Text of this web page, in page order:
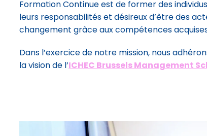
Formation Continue est de former des
leurs responsabilités et désireux d’être des
changement grâce aux compétences
Dans l’exercice de notre mission, nous
la vision de l’ ICHEC Brussels Management